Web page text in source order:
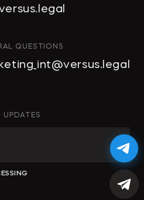
ПРАВО И
СПОРОВ
ПРАВО
QUESTIONS
UPDATES